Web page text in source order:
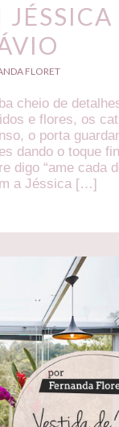
FLORET
cheio de
e flores, os
o porta
dando o toque
digo “ame cada
a Jéssica […]